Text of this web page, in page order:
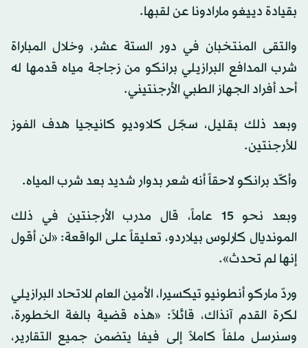
بقيادة دييغو مارادونا عن لقبها.
والتقى المنتخبان في دور الستة عشر، وخلال المباراة
شرب المدافع البرازيلي برانكو من زجاجة مياه قدمها له
أحد أفراد الجهاز الطبي الأرجنتيني.
وبعد ذلك بقليل، سجّل كلاوديو كانيجيا هدف الفوز
للأرجنتين.
وأكّد برانكو لاحقاً أنه شعر بدوار شديد بعد شرب المياه.
وبعد نحو 15 عاماً، قال مدرب الأرجنتين في ذلك
المونديال كارلوس بيلاردو، تعليقاً على الواقعة: «لن أقول
إنها لم تحدث».
وردّ ماركو أنطونيو تيكسيرا، الأمين العام للاتحاد البرازيلي
لكرة القدم آنذاك، قائلاً: «هذه قضية بالغة الخطورة،
وسنرسل ملفاً كاملاً إلى فيفا يتضمن جميع التقارير،